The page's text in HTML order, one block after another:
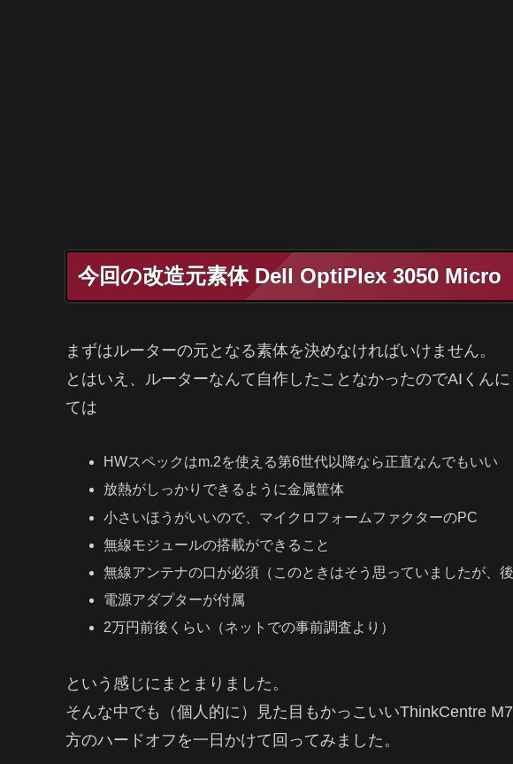
今回の改造元素体 Dell OptiPlex 3050 Micro
まずはルーターの元となる素体を決めなければいけません。
とはいえ、ルーターなんて自作したことなかったのでAIくん
ては
HWスペックはm.2を使える第6世代以降なら正直なんでもいい
放熱がしっかりできるように金属筐体
小さいほうがいいので、マイクロフォームファクターのPC
無線モジュールの搭載ができること
無線アンテナの口が必須（このときはそう思っていましたが、後
電源アダプターが付属
2万円前後くらい（ネットでの事前調査より）
という感じにまとまりました。
そんな中でも（個人的に）見た目もかっこいいThinkCentre
方のハードオフを一日かけて回ってみました。